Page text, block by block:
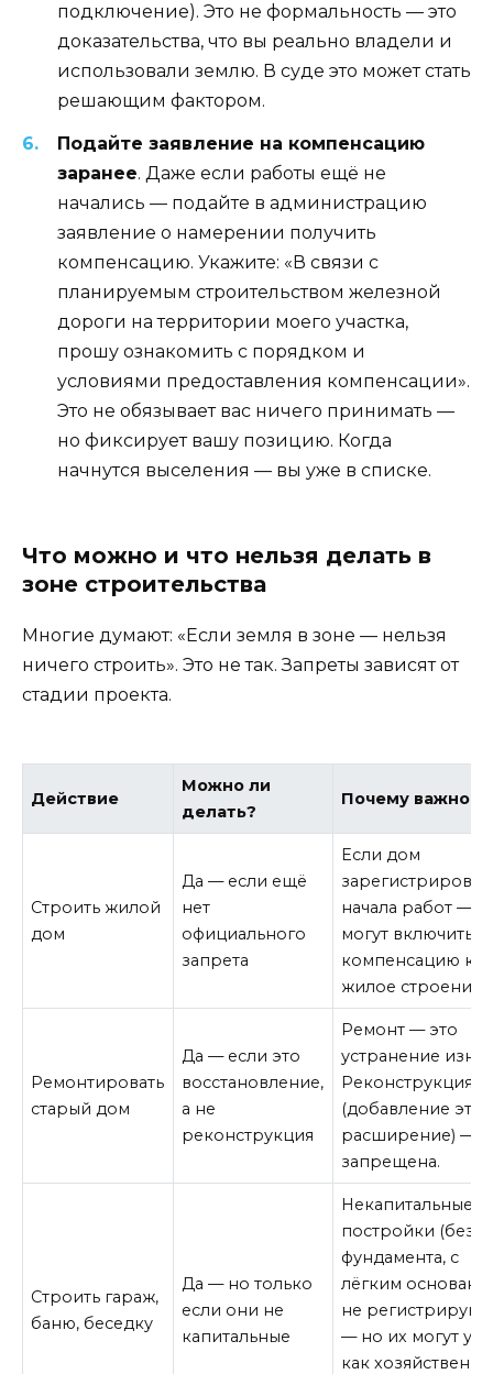
подключение). Это не формальность — это
доказательства, что вы реально владели и
использовали землю. В суде это может стать
решающим фактором.
Подайте заявление на компенсацию
заранее. Даже если работы ещё не
начались — подайте в администрацию
заявление о намерении получить
компенсацию. Укажите: «В связи с
планируемым строительством железной
дороги на территории моего участка,
прошу ознакомить с порядком и
условиями предоставления компенсации».
Это не обязывает вас ничего принимать —
но фиксирует вашу позицию. Когда
начнутся выселения — вы уже в списке.
Что можно и что нельзя делать в
зоне строительства
Многие думают: «Если земля в зоне — нельзя
ничего строить». Это не так. Запреты зависят от
стадии проекта.
Действие
Можно ли
делать?
Почему важно
Строить жилой
дом
Да — если ещё
нет
официального
запрета
Если дом
начала работ —
могут включить в
компенсацию как
жилое строение.
Ремонтировать
старый дом
Да — если это
восстановление,
а не
реконструкция
Ремонт — это
устранение
Реконструкция
(добавление
расширение) —
запрещена.
Строить гараж,
баню, беседку
Да — но только
если они не
капитальные
Некапитальные
постройки (без
фундамента, с
лёгким
не
— но их могут
как